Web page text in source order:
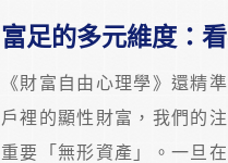
富足的多元維度：
《財富自由心理學》還精
戶裡的顯性財富，我們的
重要「無形資產」。一旦